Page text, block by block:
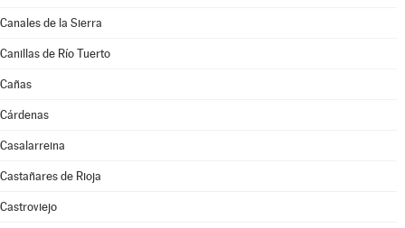
Canales de la Sierra
Canillas de Río Tuerto
Cañas
Cárdenas
Casalarreina
Castañares de Rioja
Castroviejo